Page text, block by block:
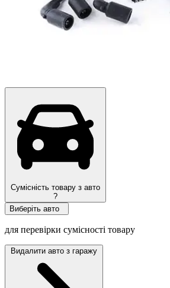
Сумісність товару з авто
?
Виберіть авто
для перевірки сумісності товару
Видалити авто з гаражу